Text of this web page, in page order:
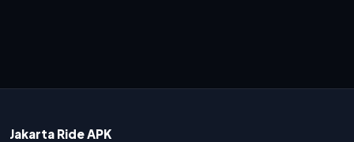
Jakarta Ride APK